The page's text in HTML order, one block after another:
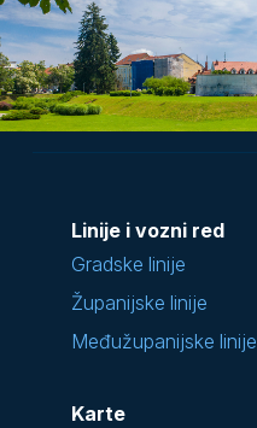
Linije i vozni red
Gradske linije
Županijske linije
Međužupanijske linije
Karte